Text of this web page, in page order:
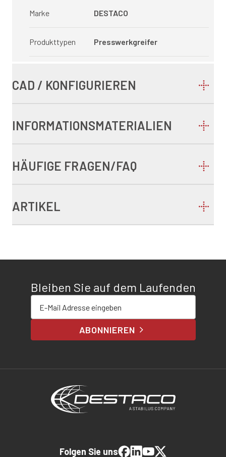
Marke DESTACO
Produkttypen Presswerkgreifer
CAD / KONFIGURIEREN
INFORMATIONSMATERIALIEN
HÄUFIGE FRAGEN/FAQ
ARTIKEL
Bleiben Sie auf dem Laufenden
ABONNIEREN
Folgen Sie uns